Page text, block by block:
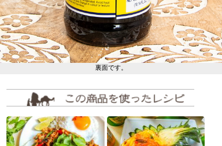
裏面です。